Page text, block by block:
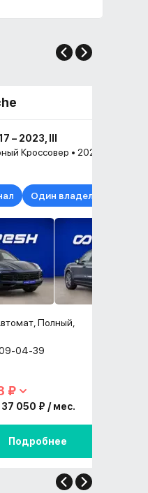
– 2023, III
Кроссовер • 2023 •
Один владелец
Полный,
04-39
₽
37 050 ₽ / мес.
Подробнее